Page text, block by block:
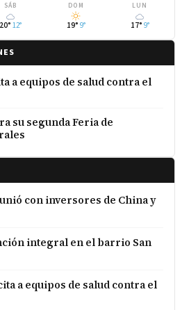
SÁB
20° 12°
DOM
19° 9°
LUN
17° 9°
a equipos de salud contra el
su segunda Feria de
con inversores de China y
integral en el barrio San
a equipos de salud contra el